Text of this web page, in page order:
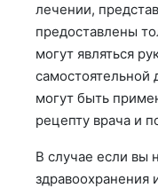
лечении,
предоставлены
могут являться
самостоятельной
могут быть
рецепту врача и
В случае если вы
здравоохранения